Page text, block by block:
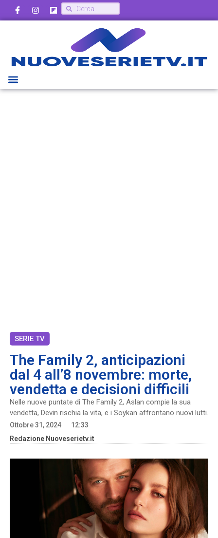
SERIE TV
The Family 2, anticipazioni
dal 4 all’8 novembre: morte,
vendetta e decisioni difficili
Nelle nuove puntate di The Family 2, Aslan compie la sua
vendetta, Devin rischia la vita, e i Soykan affrontano nuovi lutti.
Ottobre 31, 2024
12:33
Redazione Nuoveserietv.it